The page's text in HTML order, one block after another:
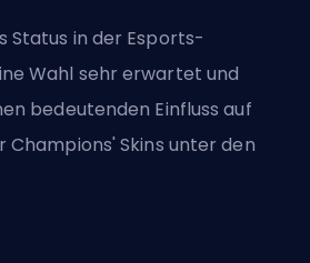
Status in der Esports-
Wahl sehr erwartet und
bedeutenden Einfluss auf
Champions' Skins unter den